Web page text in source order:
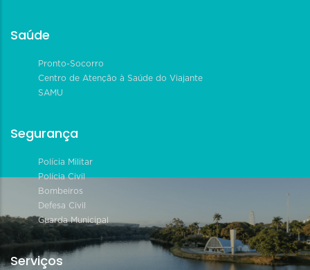
Saúde
Pronto-Socorro
Centro de Atenção à Saúde do Viajante
SAMU
Segurança
Polícia Militar
Polícia Civil
Bombeiros
Defesa Civil
Guarda Municipal
Serviços